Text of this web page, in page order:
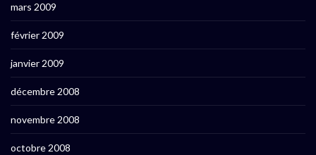
mars 2009
février 2009
janvier 2009
décembre 2008
novembre 2008
octobre 2008